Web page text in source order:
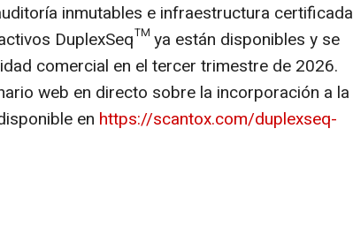
inmutables e infraestructura certificada
DuplexSeq™ ya están disponibles y se
comercial en el tercer trimestre de 2026.
web en directo sobre la incorporación a la
en https://scantox.com/duplexseq-